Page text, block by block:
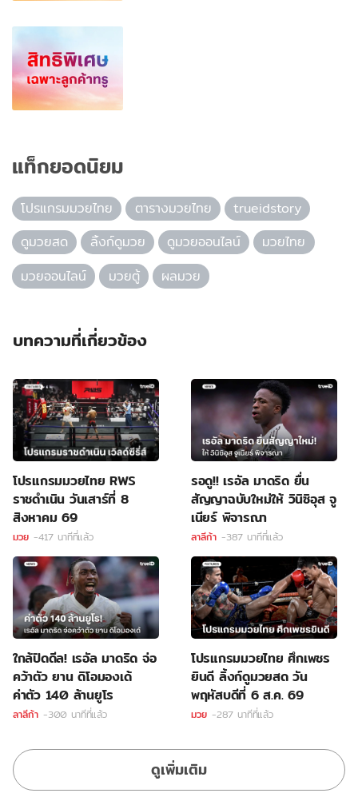
แท็กยอดนิยม
โปรแกรมมวยไทย ตารางมวยไทย
trueidstory
ดูมวยสด
ลิ้งก์ดูมวย ดูมวยออนไลน์
มวยไทย
มวยออนไลน์
มวยตู้ ผลมวย
บทความที่เกี่ยวข้อง
โปรแกรมมวยไทย RWS
ราชดำเนิน วันเสาร์ที่ 8
สิงหาคม 69
มวย -417 นาทีที่แล้ว
รอดู!! เรอัล มาดริด ยื่น
สัญญาฉบับใหม่ให้ วินิซิอุส จู
เนียร์ พิจารณา
ลาลีก้า -387 นาทีที่แล้ว
ใกล้ปิดดีล! เรอัล มาดริด จ่อ
คว้าตัว ยาน ดิโอมองเด้
ค่าตัว 140 ล้านยูโร
ลาลีก้า -300 นาทีที่แล้ว
โปรแกรมมวยไทย ศึกเพชร
ยินดี ลิ้งก์ดูมวยสด วัน
พฤหัสบดีที่ 6 ส.ค. 69
มวย -287 นาทีที่แล้ว
ดูเพิ่มเติม